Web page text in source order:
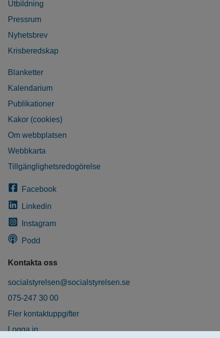
Utbildning
Pressrum
Nyhetsbrev
Krisberedskap
Blanketter
Kalendarium
Publikationer
Kakor (cookies)
Om webbplatsen
Webbkarta
Tillgänglighetsredogörelse
Facebook
Linkedin
Instagram
Podd
Kontakta oss
socialstyrelsen@socialstyrelsen.se
075-247 30 00
Fler kontaktuppgifter
Logga in